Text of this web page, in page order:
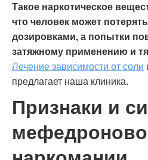
Такое наркотическое
что человек может
дозировками, а попытки
затяжному применению и
Лечение зависимости от соли
предлагает наша клиника.
Признаки и